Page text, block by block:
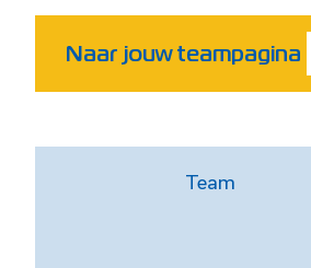
Naar jouw teampagina
Team